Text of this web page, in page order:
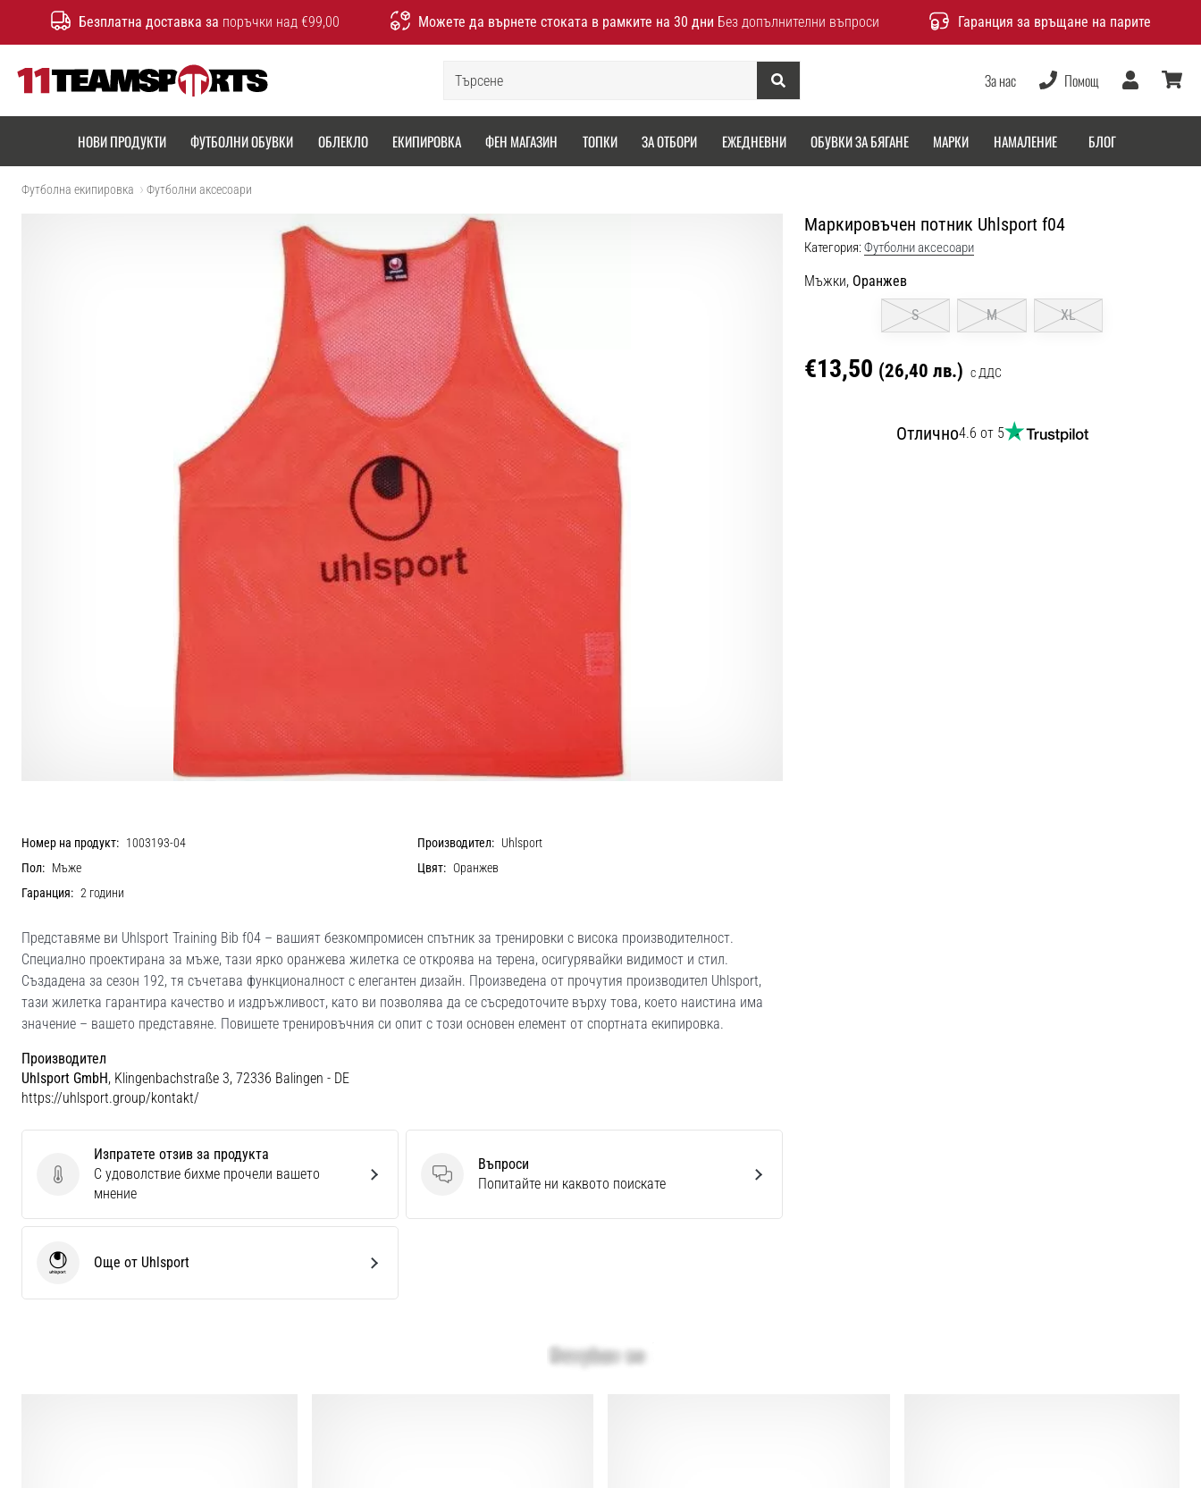
Безплатна доставка за поръчки над €99,00 Можете да върнете стоката в рамките на 30 дни Без допълнителни въпроси Гаранция за връщане на парите
Търсене
За нас Помощ
Потребител
НОВИ ПРОДУКТИ ФУТБОЛНИ ОБУВКИ ОБЛЕКЛО ЕКИПИРОВКА ФЕН МАГАЗИН ТОПКИ ЗА ОТБОРИ ЕЖЕДНЕВНИ ОБУВКИ ЗА БЯГАНЕ МАРКИ НАМАЛЕНИЕ БЛОГ
Футболна екипировка Футболни аксесоари
Маркировъчен потник Uhlsport f04
Категория:Футболни аксесоари
Мъжки, Оранжев
S
M XL
€13,50 (26,40 лв.) с ДДС
Отлично4.6 от 5
Номер на продукт: 1003193-04 Производител: Uhlsport
Пол: Мъже Цвят: Оранжев
Гаранция: 2 години
Представяме ви Uhlsport Training Bib f04 – вашият безкомпромисен спътник за тренировки с висока производителност.
Специално проектирана за мъже, тази ярко оранжева жилетка се откроява на терена, осигурявайки видимост и стил.
Създадена за сезон 192, тя съчетава функционалност с елегантен дизайн. Произведена от прочутия производител Uhlsport,
тази жилетка гарантира качество и издръжливост, като ви позволява да се съсредоточите върху това, което наистина има
значение – вашето представяне. Повишете тренировъчния си опит с този основен елемент от спортната екипировка.
Производител
Uhlsport GmbH, Klingenbachstraße 3, 72336 Balingen - DE
https://uhlsport.group/kontakt/
Изпратете отзив за продукта
Изпратете отзив за продукта
С удоволствие бихме прочели вашето
мнение
Въпроси
Въпроси
Попитайте ни каквото поискате
UhlsportОще от Uhlsport